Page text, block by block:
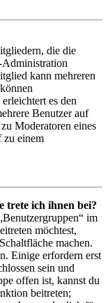
die die
kann mehreren
es den
Benutzer auf
Moderatoren eines
zu einem
trete ich ihnen bei?
im
möchtest,
machen.
Einige erfordern erst
sein und
offen ist, kannst du
beitreten;